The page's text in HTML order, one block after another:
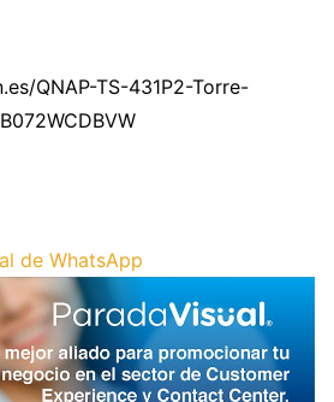
QNAP-TS-431P2-Torre-
de WhatsApp